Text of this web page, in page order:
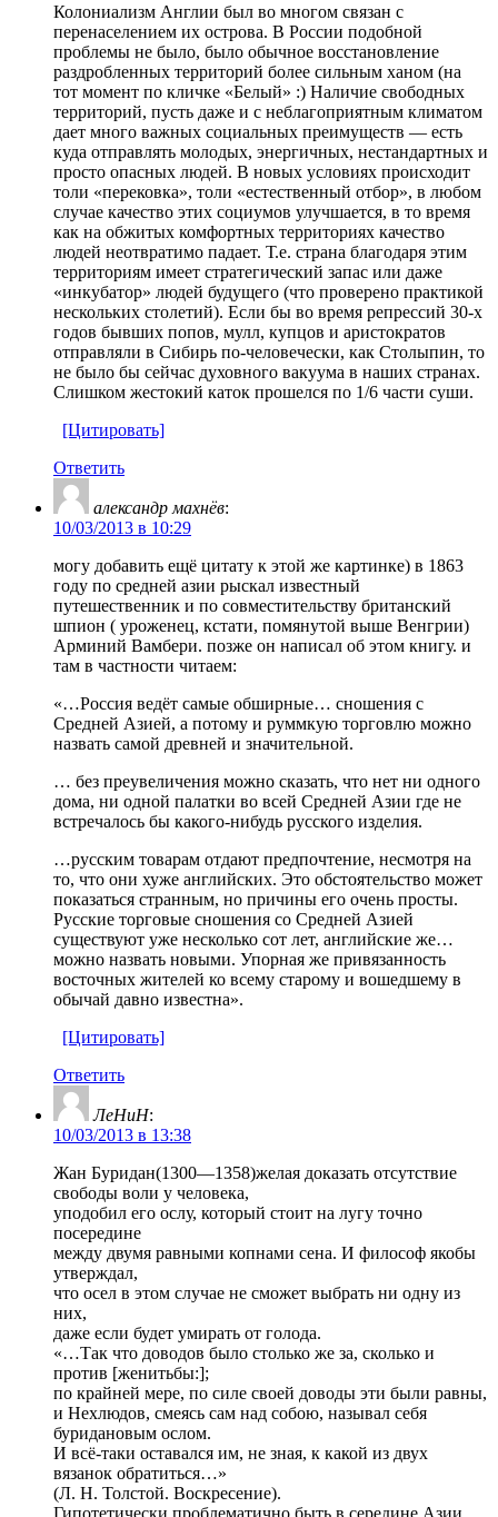
Колониализм Англии был во многом связан с
перенаселением их острова. В России подобной
проблемы не было, было обычное восстановление
раздробленных территорий более сильным ханом (на
тот момент по кличке «Белый» :) Наличие свободных
территорий, пусть даже и с неблагоприятным климатом
дает много важных социальных преимуществ — есть
куда отправлять молодых, энергичных, нестандартных и
просто опасных людей. В новых условиях происходит
толи «перековка», толи «естественный отбор», в любом
случае качество этих социумов улучшается, в то время
как на обжитых комфортных территориях качество
людей неотвратимо падает. Т.е. страна благодаря этим
территориям имеет стратегический запас или даже
«инкубатор» людей будущего (что проверено практикой
нескольких столетий). Если бы во время репрессий 30-х
годов бывших попов, мулл, купцов и аристократов
отправляли в Сибирь по-человечески, как Столыпин, то
не было бы сейчас духовного вакуума в наших странах.
Слишком жестокий каток прошелся по 1/6 части суши.
[Цитировать]
Ответить
александр махнёв:
10/03/2013 в 10:29
могу добавить ещё цитату к этой же картинке) в 1863
году по средней азии рыскал известный
путешественник и по совместительству британский
шпион ( уроженец, кстати, помянутой выше Венгрии)
Арминий Вамбери. позже он написал об этом книгу. и
там в частности читаем:
«…Россия ведёт самые обширные… сношения с
Средней Азией, а потому и руммкую торговлю можно
назвать самой древней и значительной.
… без преувеличения можно сказать, что нет ни одного
дома, ни одной палатки во всей Средней Азии где не
встречалось бы какого-нибудь русского изделия.
…русским товарам отдают предпочтение, несмотря на
то, что они хуже английских. Это обстоятельство может
показаться странным, но причины его очень просты.
Русские торговые сношения со Средней Азией
существуют уже несколько сот лет, английские же…
можно назвать новыми. Упорная же привязанность
восточных жителей ко всему старому и вошедшему в
обычай давно известна».
[Цитировать]
Ответить
ЛеНиН:
10/03/2013 в 13:38
Жан Буридан(1300—1358)желая доказать отсутствие
свободы воли у человека,
уподобил его ослу, который стоит на лугу точно
посередине
между двумя равными копнами сена. И философ якобы
утверждал,
что осел в этом случае не сможет выбрать ни одну из
них,
даже если будет умирать от голода.
«…Так что доводов было столько же за, сколько и
против [женитьбы:];
по крайней мере, по силе своей доводы эти были равны,
и Нехлюдов, смеясь сам над собою, называл себя
буридановым ослом.
И всё-таки оставался им, не зная, к какой из двух
вязанок обратиться…»
(Л. Н. Толстой. Воскресение).
Гипотетически проблематично быть в середине Азии